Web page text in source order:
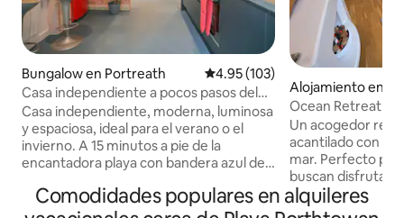
Bungalow en Portreath Calificación promedio: 4.95 de
4.95 (103)
Casa independiente a pocos pasos del
sendero costero y la playa
Casa independiente, moderna, luminosa
y espaciosa, ideal para el verano o el
invierno. A 15 minutos a pie de la
encantadora playa con bandera azul de
A 10 minutos del sendero costero. 2
dormitorios con camas tamaño king y
Alojamiento en
Ocean Retreat -
costera
Un acogedor
acantilado con
mar. Perfecto para dos personas que
buscan disfrutar
Cornualles, con
al sendero
Comodidades populares en alquileres